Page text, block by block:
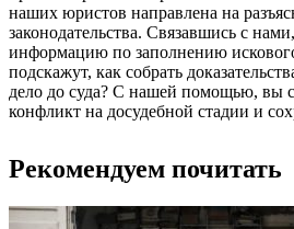
наших юристов направлена на
законодательства. Связавшись с
информацию по заполнению
подскажут, как собрать
дело до суда? С нашей помощью, вы
конфликт на досудебной стадии и
Рекомендуем почитать